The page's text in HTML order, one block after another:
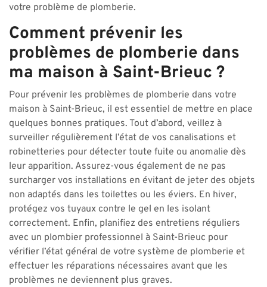
votre problème de plomberie.
Comment prévenir les
problèmes de plomberie dans
ma maison à Saint-Brieuc ?
Pour prévenir les problèmes de plomberie dans votre
maison à Saint-Brieuc, il est essentiel de mettre en place
quelques bonnes pratiques. Tout d’abord, veillez à
surveiller régulièrement l’état de vos canalisations et
robinetteries pour détecter toute fuite ou anomalie dès
leur apparition. Assurez-vous également de ne pas
surcharger vos installations en évitant de jeter des objets
non adaptés dans les toilettes ou les éviers. En hiver,
protégez vos tuyaux contre le gel en les isolant
correctement. Enfin, planifiez des entretiens réguliers
avec un plombier professionnel à Saint-Brieuc pour
vérifier l’état général de votre système de plomberie et
effectuer les réparations nécessaires avant que les
problèmes ne deviennent plus graves.